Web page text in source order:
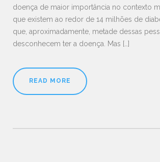
doença de maior importância no contexto
que existem ao redor de 14 milhões de
que, aproximadamente, metade dessas
desconhecem ter a doença. Mas […]
READ MORE